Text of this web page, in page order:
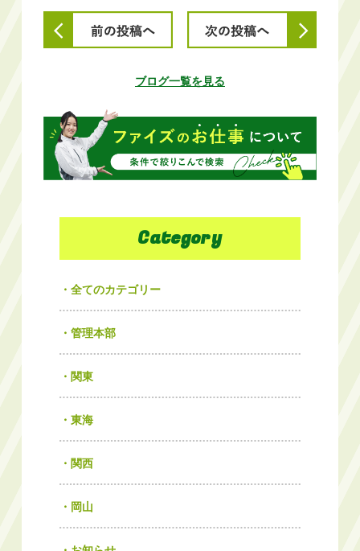
ブログ一覧を見る
Category
全てのカテゴリー
管理本部
関東
東海
関西
岡山